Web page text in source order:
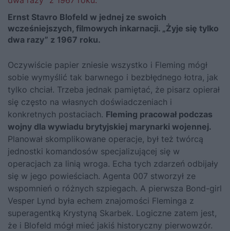
Ernst Stavro Blofeld w jednej ze swoich
wcześniejszych, filmowych inkarnacji. „Żyje się tylko
dwa razy” z 1967 roku.
Oczywiście papier zniesie wszystko i Fleming mógł
sobie wymyślić tak barwnego i bezbłędnego łotra, jak
tylko chciał. Trzeba jednak pamiętać, że pisarz opierał
się często na własnych doświadczeniach i
konkretnych postaciach. Fleming pracował podczas
wojny dla wywiadu brytyjskiej marynarki wojennej.
Planował skomplikowane operacje, był też twórcą
jednostki komandosów specjalizującej się w
operacjach za linią wroga. Echa tych zdarzeń odbijały
się w jego powieściach. Agenta 007 stworzył ze
wspomnień o różnych szpiegach. A pierwsza Bond-girl
Vesper Lynd była echem znajomości Fleminga z
superagentką Krystyną Skarbek. Logiczne zatem jest,
że i Blofeld mógł mieć jakiś historyczny pierwowzór.